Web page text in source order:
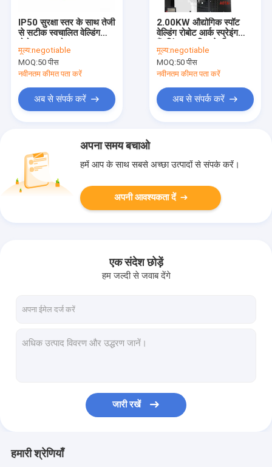
IP50 सुरक्षा स्तर के साथ तेजी
से सटीक स्वचालित वेल्डिंग
मूल्य:negotiable
MOQ:50 पीस
नवीनतम कीमत पता करें
अब से संपर्क करें
2.00KW औद्योगिक स्पॉट
वेल्डिंग रोबोट आर्क स्प्रेइंग
मूल्य:negotiable
MOQ:50 पीस
नवीनतम कीमत पता करें
अब से संपर्क करें
अपना समय बचाओ
हमें आप के साथ सबसे अच्छा उत्पादों से संपर्क करें।
अपनी आवश्यकता दें
एक संदेश छोड़ें
हम जल्दी से जवाब देंगे
जारी रखें
हमारी श्रेणियाँ